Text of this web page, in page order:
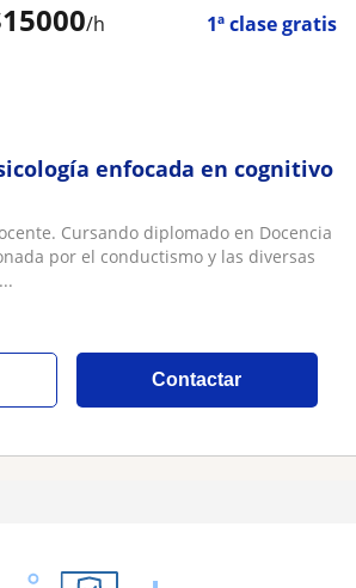
15000/h 1ª clase gratis
enfocada en cognitivo
Cursando diplomado en Docencia
por el conductismo y las diversas
Contactar